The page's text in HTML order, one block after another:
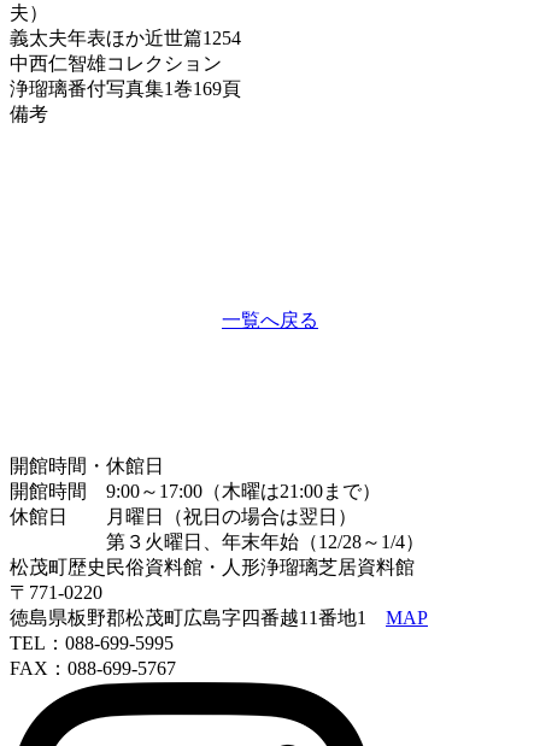
夫）
義太夫年表ほか近世篇1254
中西仁智雄コレクション
浄瑠璃番付写真集1巻169頁
備考
一覧へ戻る
開館時間・休館日
開館時間 9:00～17:00（木曜は21:00まで）
休館日 月曜日（祝日の場合は翌日）
第３火曜日、年末年始（12/28～1/4）
松茂町歴史民俗資料館・人形浄瑠璃芝居資料館
〒771-0220
徳島県板野郡松茂町広島字四番越11番地1 MAP
TEL：088-699-5995
FAX：088-699-5767